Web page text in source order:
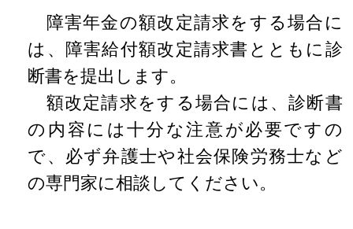
障害年金の額改定請求をする場合に
は、障害給付額改定請求書とともに診
断書を提出します。
額改定請求をする場合には、診断書
の内容には十分な注意が必要ですの
で、必ず弁護士や社会保険労務士など
の専門家に相談してください。